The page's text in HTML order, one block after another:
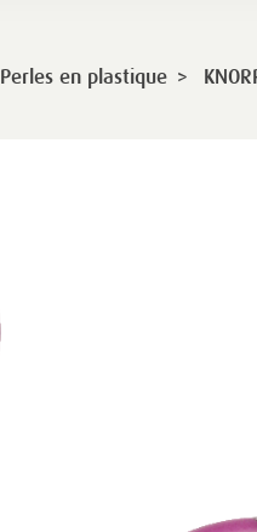
Perles en plastique >